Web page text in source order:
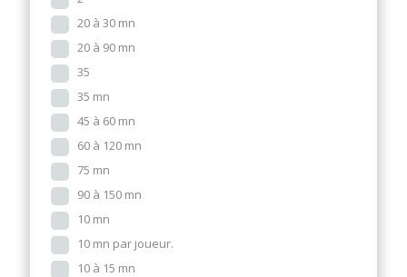
20 à 30 mn
20 à 90 mn
35
35 mn
45 à 60 mn
60 à 120 mn
75 mn
90 à 150 mn
10 mn
10 mn par joueur.
10 à 15 mn